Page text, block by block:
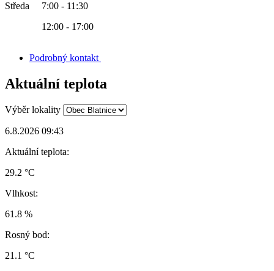
Středa 7:00 - 11:30
12:00 - 17:00
Podrobný kontakt
Aktuální teplota
Výběr lokality
6.8.2026 09:43
Aktuální teplota:
29.2 °C
Vlhkost:
61.8 %
Rosný bod:
21.1 °C